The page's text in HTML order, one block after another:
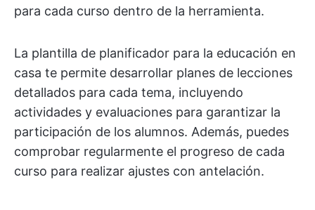
para cada curso dentro de la herramienta.
La plantilla de planificador para la educación en
casa te permite desarrollar planes de lecciones
detallados para cada tema, incluyendo
actividades y evaluaciones para garantizar la
participación de los alumnos. Además, puedes
comprobar regularmente el progreso de cada
curso para realizar ajustes con antelación.